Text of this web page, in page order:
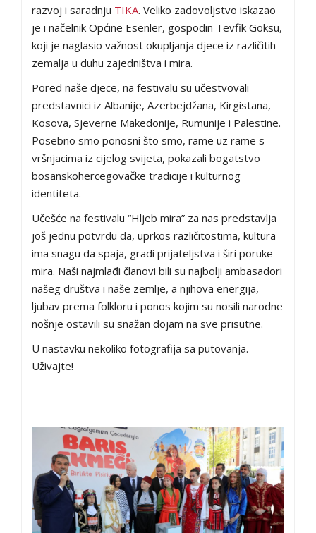
razvoj i saradnju TIKA. Veliko zadovoljstvo iskazao
je i načelnik Općine Esenler, gospodin Tevfik Göksu,
koji je naglasio važnost okupljanja djece iz različitih
zemalja u duhu zajedništva i mira.
Pored naše djece, na festivalu su učestvovali
predstavnici iz Albanije, Azerbejdžana, Kirgistana,
Kosova, Sjeverne Makedonije, Rumunije i Palestine.
Posebno smo ponosni što smo, rame uz rame s
vršnjacima iz cijelog svijeta, pokazali bogatstvo
bosanskohercegovačke tradicije i kulturnog
identiteta.
Učešće na festivalu “Hljeb mira” za nas predstavlja
još jednu potvrdu da, uprkos različitostima, kultura
ima snagu da spaja, gradi prijateljstva i širi poruke
mira. Naši najmlađi članovi bili su najbolji ambasadori
našeg društva i naše zemlje, a njihova energija,
ljubav prema folkloru i ponos kojim su nosili narodne
nošnje ostavili su snažan dojam na sve prisutne.
U nastavku nekoliko fotografija sa putovanja.
Uživajte!